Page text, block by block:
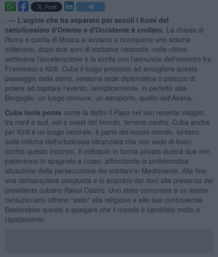
. — L'argine che ha separato per secoli i fiumi del
cattolicesimo d'Oriente e d'Occidente è crollato . La chiesa di
Roma e quella di Mosca si avviano a ricomporre uno scisma
millenario, dopo due anni di trattative nascoste, nelle ultime
settimane l'accelerazione e la svolta con l'annuncio dell'incontro tra
Francesco e Kirill. Cuba il luogo preposto ad accogliere questo
passaggio della storia, nessuna sede diplomatica o palazzo di
potere ad ospitare l'evento, semplicemente, in perfetto stile
Bergoglio, un luogo comune, un aeroporto, quello dell'Avana.
Cuba isola ponte come la definì il Papa nel suo recente viaggio,
tra nord e sud, est e ovest del mondo, terreno neutro. Cuba anche
per Kirill è un luogo neutrale, è parte del nuovo mondo, lontano
dalle critiche dell'ortodossia oltranzista che non vede di buon
occhio questo incontro. Il colloquio in forma privata durerà due ore,
parleranno in spagnolo e russo, affrontando la problematica
situazione della persecuzione dei cristiani in Medioriente. Alla fine
una dichiarazione congiunta e lo scambio dei doni alla presenza del
presidente cubano Raoul Castro. Uno stato comunista e un leader
rivoluzionario offrono "asilo" alla religione e alle sue controversie.
Basterebbe questo a spiegare che il mondo è cambiato molto e
rapidamente.